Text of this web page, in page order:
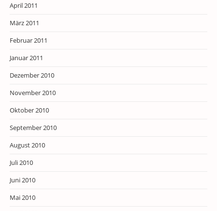
April 2011
März 2011
Februar 2011
Januar 2011
Dezember 2010
November 2010
Oktober 2010
September 2010
August 2010
Juli 2010
Juni 2010
Mai 2010